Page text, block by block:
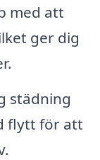
med att
ger dig
städning
flytt för att